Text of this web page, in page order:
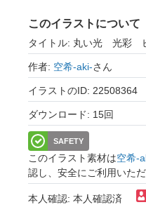
このイラストについて
タイトル: 丸い光 光彩
作者: 空希-aki-さん
イラストのID: 22508364
ダウンロード: 15回
SAFETY
このイラスト素材は空希-
認し、安全にご利用いた
本人確認: 本人確認済